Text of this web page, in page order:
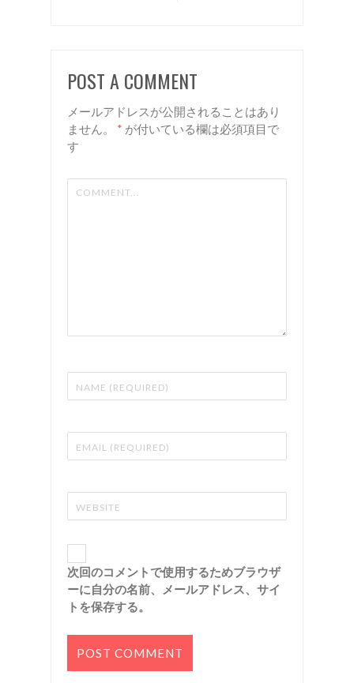
リアン
POST A COMMENT
メールアドレスが公開されることはあり
ません。
* が付いている欄は必須項目で
す
次回のコメントで使用するためブラウザ
ーに自分の名前、メールアドレス、サイ
トを保存する。